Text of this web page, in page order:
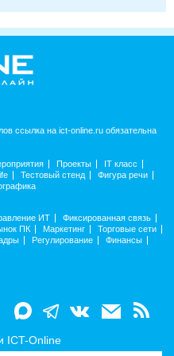
ссылка на ict-online.ru обязательна
Проекты
IT класс
Тестовый стенд
Фигура речи
ИТ
Фиксированная связь
ПК Маркетинг
Торговые сети
Регулирование
Финансы
ICT-Online